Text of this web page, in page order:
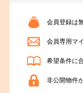
会員登録は
会員専用マ
希望条件に
非公開物件